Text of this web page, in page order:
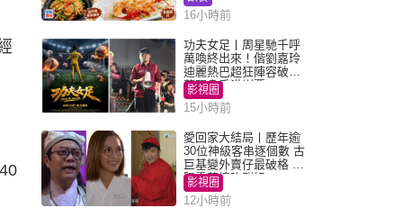
16小時前
功夫女足丨周星馳千呼
萬喚終出來！偕劉嘉玲
迪麗熱巴超狂陣容破天
荒現身香港謝票
影視圈
15小時前
愛回家大結局丨歷年逾
30位神級客串逐個數 古
巨基變外賣仔最破格 歐
陽震華情陷群姐
影視圈
12小時前